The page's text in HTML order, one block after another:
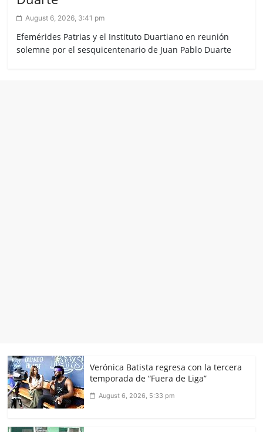
August 6, 2026, 3:41 pm
Efemérides Patrias y el Instituto Duartiano en reunión
solemne por el sesquicentenario de Juan Pablo Duarte
Verónica Batista regresa con la tercera
temporada de “Fuera de Liga”
August 6, 2026, 5:33 pm